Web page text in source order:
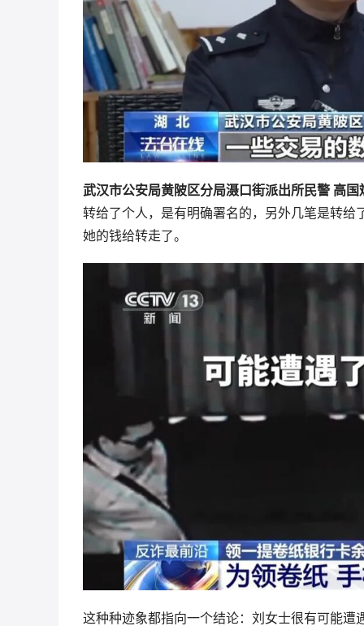
武汉市公安局黄陂区分局滠口街派出所民警 高国
转给了个人，是有明确署名的，另外几笔是转
她的钱给转走了。
这种种迹象都指向一个结论：刘女士很有可能